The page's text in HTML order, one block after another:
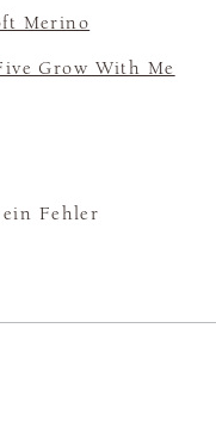
Merino
Grow With Me
Fehler